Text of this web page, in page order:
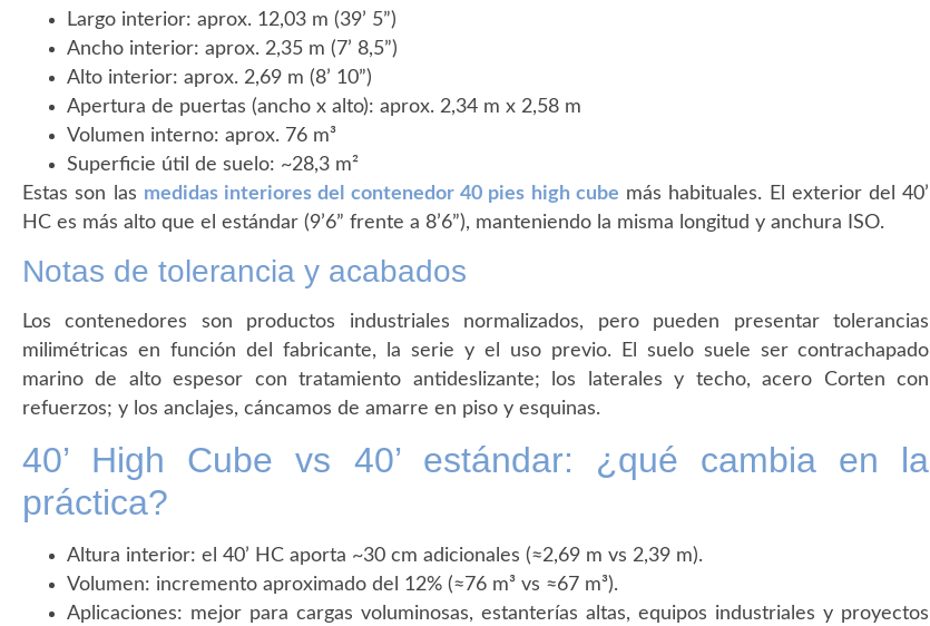
Largo interior: aprox. 12,03 m (39’ 5”)
Ancho interior: aprox. 2,35 m (7’ 8,5”)
Alto interior: aprox. 2,69 m (8’ 10”)
Apertura de puertas (ancho x alto): aprox. 2,34 m x 2,58 m
Volumen interno: aprox. 76 m³
Superficie útil de suelo: ~28,3 m²
Estas son las medidas interiores del contenedor 40 pies high cube más habituales. El exterior del 40’
HC es más alto que el estándar (9’6” frente a 8’6”), manteniendo la misma longitud y anchura ISO.
Notas de tolerancia y acabados
Los contenedores son productos industriales normalizados, pero pueden presentar tolerancias
milimétricas en función del fabricante, la serie y el uso previo. El suelo suele ser contrachapado
marino de alto espesor con tratamiento antideslizante; los laterales y techo, acero Corten con
refuerzos; y los anclajes, cáncamos de amarre en piso y esquinas.
40’ High Cube vs 40’ estándar: ¿qué cambia en la
práctica?
Altura interior: el 40’ HC aporta ~30 cm adicionales (≈2,69 m vs 2,39 m).
Volumen: incremento aproximado del 12% (≈76 m³ vs ≈67 m³).
Aplicaciones: mejor para cargas voluminosas, estanterías altas, equipos industriales y proyectos